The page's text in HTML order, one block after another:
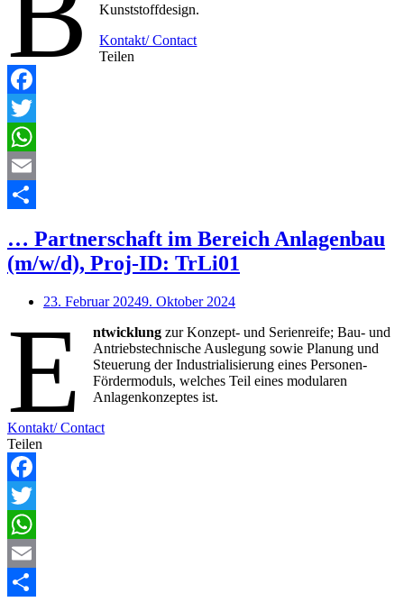
Kunststoffdesign.
Kontakt/ Contact
Teilen
Facebook
Twitter
WhatsApp
Email
… Partnerschaft im Bereich Anlagenbau
(m/w/d), Proj-ID: TrLi01
23. Februar 20249. Oktober 2024
E ntwicklung zur Konzept- und Serienreife; Bau- und
Antriebstechnische Auslegung sowie Planung und
Steuerung der Industrialisierung eines Personen-
Fördermoduls, welches Teil eines modularen
Anlagenkonzeptes ist.
Kontakt/ Contact
Teilen
Facebook
Twitter
WhatsApp
Email